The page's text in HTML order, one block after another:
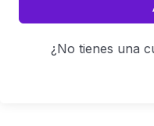
¿No tienes una